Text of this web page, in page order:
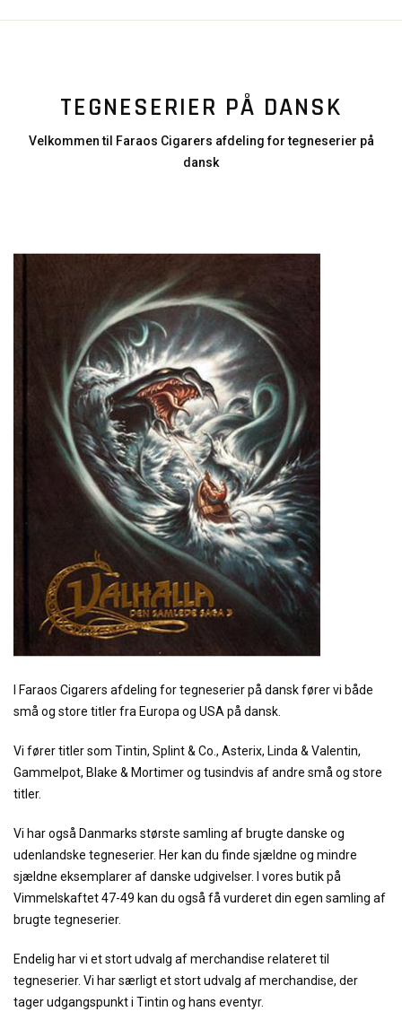
TEGNESERIER PÅ DANSK
Velkommen til Faraos Cigarers afdeling for tegneserier på
dansk
I Faraos Cigarers afdeling for tegneserier på dansk fører vi både
små og store titler fra Europa og USA på dansk.
Vi fører titler som Tintin, Splint & Co., Asterix, Linda & Valentin,
Gammelpot, Blake & Mortimer og tusindvis af andre små og store
titler.
Vi har også Danmarks største samling af brugte danske og
udenlandske tegneserier. Her kan du finde sjældne og mindre
sjældne eksemplarer af danske udgivelser. I vores butik på
Vimmelskaftet 47-49 kan du også få vurderet din egen samling af
brugte tegneserier.
Endelig har vi et stort udvalg af merchandise relateret til
tegneserier. Vi har særligt et stort udvalg af merchandise, der
tager udgangspunkt i Tintin og hans eventyr.